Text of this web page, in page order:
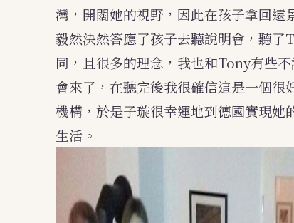
灣，開闊她的視野，因此在孩子拿回遠
毅然決然答應了孩子去聽說明會，聽
同，且很多的理念，我也和Tony有些
會來了，在聽完後我很確信這是一個很
機構，於是子璇很幸運地到德國實現她
生活。